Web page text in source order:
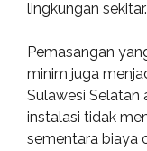
lingkungan sekitar.
Pemasangan
minim juga
Sulawesi Selatan
instalasi tidak
sementara biaya